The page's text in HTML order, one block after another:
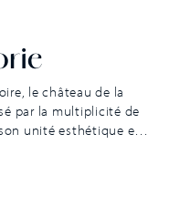
le château de la
par la multiplicité de
unité esthétique et
ne jamais dénaturer le
malgré les ajouts […]